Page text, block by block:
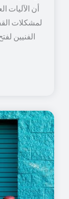
أن الآليات
لمشكلات
الفنيين